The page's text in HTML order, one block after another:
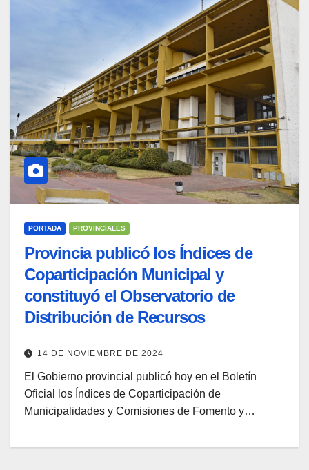
PORTADA PROVINCIALES
Provincia publicó los Índices de
Coparticipación Municipal y
constituyó el Observatorio de
Distribución de Recursos
14 DE NOVIEMBRE DE 2024
El Gobierno provincial publicó hoy en el Boletín
Oficial los Índices de Coparticipación de
Municipalidades y Comisiones de Fomento y…